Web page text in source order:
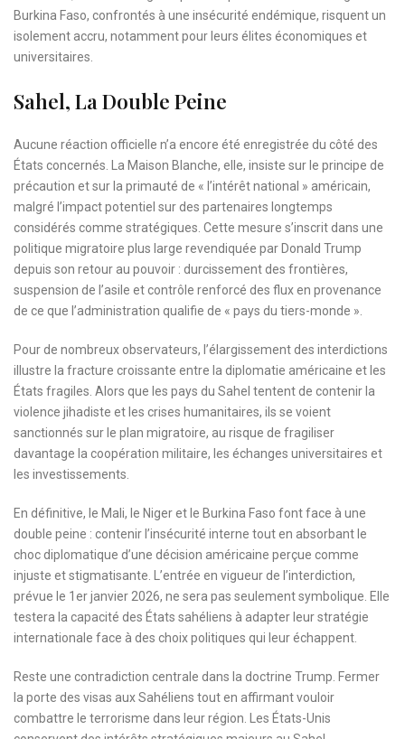
Burkina Faso, confrontés à une insécurité endémique, risquent un
isolement accru, notamment pour leurs élites économiques et
universitaires.
Sahel, La Double Peine
Aucune réaction officielle n’a encore été enregistrée du côté des
États concernés. La Maison Blanche, elle, insiste sur le principe de
précaution et sur la primauté de « l’intérêt national » américain,
malgré l’impact potentiel sur des partenaires longtemps
considérés comme stratégiques. Cette mesure s’inscrit dans une
politique migratoire plus large revendiquée par Donald Trump
depuis son retour au pouvoir : durcissement des frontières,
suspension de l’asile et contrôle renforcé des flux en provenance
de ce que l’administration qualifie de « pays du tiers-monde ».
Pour de nombreux observateurs, l’élargissement des interdictions
illustre la fracture croissante entre la diplomatie américaine et les
États fragiles. Alors que les pays du Sahel tentent de contenir la
violence jihadiste et les crises humanitaires, ils se voient
sanctionnés sur le plan migratoire, au risque de fragiliser
davantage la coopération militaire, les échanges universitaires et
les investissements.
En définitive, le Mali, le Niger et le Burkina Faso font face à une
double peine : contenir l’insécurité interne tout en absorbant le
choc diplomatique d’une décision américaine perçue comme
injuste et stigmatisante. L’entrée en vigueur de l’interdiction,
prévue le 1er janvier 2026, ne sera pas seulement symbolique. Elle
testera la capacité des États sahéliens à adapter leur stratégie
internationale face à des choix politiques qui leur échappent.
Reste une contradiction centrale dans la doctrine Trump. Fermer
la porte des visas aux Sahéliens tout en affirmant vouloir
combattre le terrorisme dans leur région. Les États-Unis